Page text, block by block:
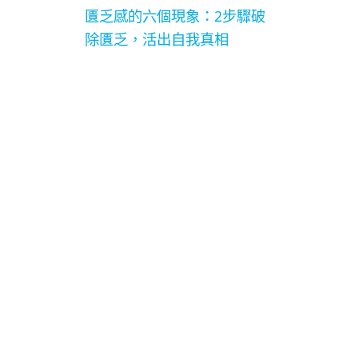
匱乏感的六個現象：2步驟破
除匱乏，活出自我真相